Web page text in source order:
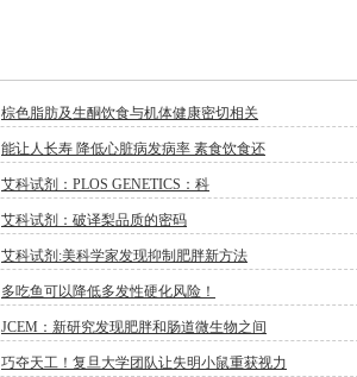
棕色脂肪及生酮饮食与机体健康密切相关
能让人长寿 降低心脏病发病率 素食饮食还
艾科试剂：PLOS GENETICS：科
艾科试剂：破译梨品质的密码
艾科试剂:美科学家发现抑制肥胖新方法
多吃鱼可以降低多发性硬化风险！
JCEM：新研究发现肥胖和肠道微生物之间
巧夺天工！复旦大学团队让失明小鼠重获视力